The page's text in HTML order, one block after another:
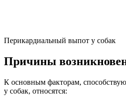
Перикардиальный выпот у собак
Причины
К основным факторам,
у собак, относятся: